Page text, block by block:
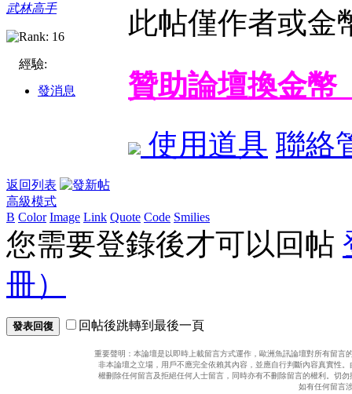
武林高手
經驗:
發消息
此帖僅作者或金
贊助論壇換金
使用道具 聯絡
返回列表
高級模式
B Color Image Link Quote Code Smilies
您需要登錄後才可以回帖
冊）
發表回復 回帖後跳轉到最後一頁
重要聲明：本論壇是以即時上載留言方式運作，歐洲魚訊論壇對所有留
非本論壇之立場，用戶不應完全依賴其內容，並應自行判斷內容真實性
權刪除任何留言及拒絕任何人士留言，同時亦有不刪除留言的權利。切
如有任何留言